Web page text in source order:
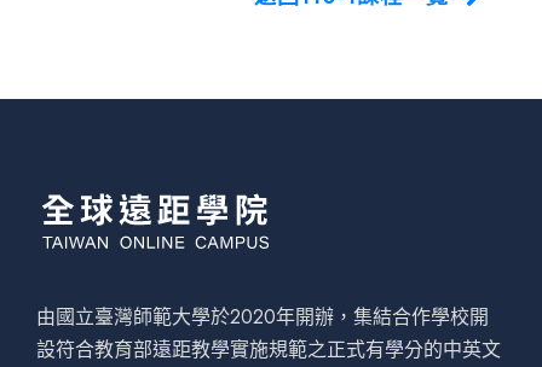
由國立臺灣師範大學於2020年開辦，集結合作學校開
設符合教育部遠距教學實施規範之正式有學分的中英文